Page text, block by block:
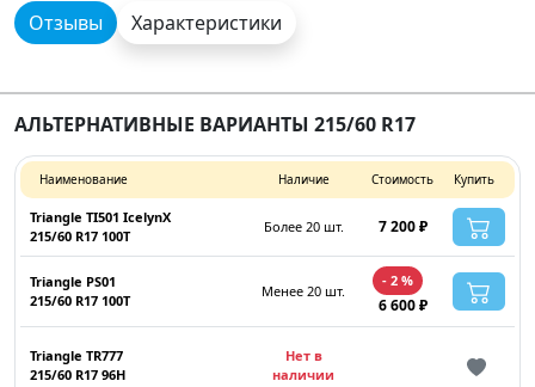
Отзывы Характеристики
АЛЬТЕРНАТИВНЫЕ ВАРИАНТЫ 215/60 R17
Наименование Наличие Стоимость Купить
Triangle TI501 IcelynX
215/60 R17 100T
Более 20 шт. 7 200 ₽
Triangle PS01
215/60 R17 100T
Менее 20 шт.
- 2 %
6 600 ₽
Triangle TR777
215/60 R17 96H
Нет в
наличии